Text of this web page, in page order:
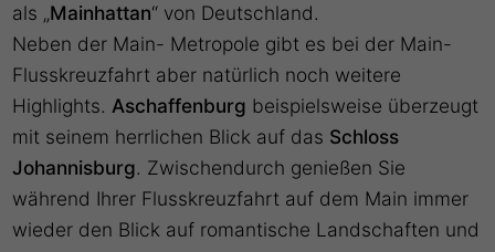
als „Mainhattan“ von Deutschland.
Neben der Main- Metropole gibt es bei der Main-
Flusskreuzfahrt aber natürlich noch weitere
Highlights. Aschaffenburg beispielsweise überzeugt
mit seinem herrlichen Blick auf das Schloss
Johannisburg. Zwischendurch genießen Sie
während Ihrer Flusskreuzfahrt auf dem Main immer
wieder den Blick auf romantische Landschaften und